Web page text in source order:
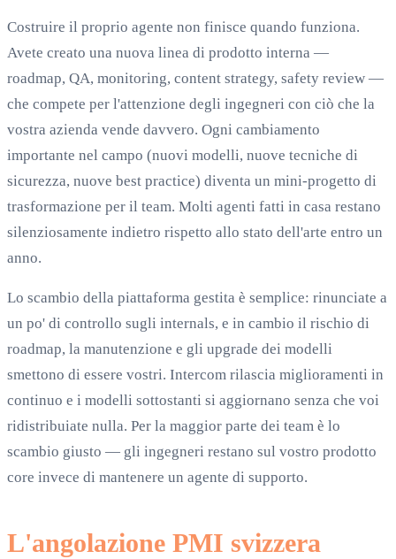
Costruire il proprio agente non finisce quando funziona.
Avete creato una nuova linea di prodotto interna —
roadmap, QA, monitoring, content strategy, safety review —
che compete per l'attenzione degli ingegneri con ciò che la
vostra azienda vende davvero. Ogni cambiamento
importante nel campo (nuovi modelli, nuove tecniche di
sicurezza, nuove best practice) diventa un mini-progetto di
trasformazione per il team. Molti agenti fatti in casa restano
silenziosamente indietro rispetto allo stato dell'arte entro un
anno.
Lo scambio della piattaforma gestita è semplice: rinunciate a
un po' di controllo sugli internals, e in cambio il rischio di
roadmap, la manutenzione e gli upgrade dei modelli
smettono di essere vostri. Intercom rilascia miglioramenti in
continuo e i modelli sottostanti si aggiornano senza che voi
ridistribuiate nulla. Per la maggior parte dei team è lo
scambio giusto — gli ingegneri restano sul vostro prodotto
core invece di mantenere un agente di supporto.
L'angolazione PMI svizzera